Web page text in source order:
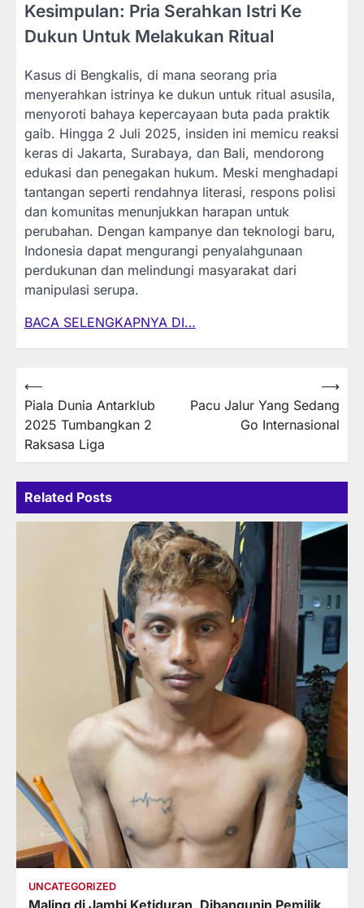
Kesimpulan: Pria Serahkan Istri Ke
Dukun Untuk Melakukan Ritual
Kasus di Bengkalis, di mana seorang pria
menyerahkan istrinya ke dukun untuk ritual asusila,
menyoroti bahaya kepercayaan buta pada praktik
gaib. Hingga 2 Juli 2025, insiden ini memicu reaksi
keras di Jakarta, Surabaya, dan Bali, mendorong
edukasi dan penegakan hukum. Meski menghadapi
tantangan seperti rendahnya literasi, respons polisi
dan komunitas menunjukkan harapan untuk
perubahan. Dengan kampanye dan teknologi baru,
Indonesia dapat mengurangi penyalahgunaan
perdukunan dan melindungi masyarakat dari
manipulasi serupa.
BACA SELENGKAPNYA DI…
Post
navigation
⟵
Piala Dunia Antarklub
2025 Tumbangkan 2
Raksasa Liga
Pacu Jalur Yang Sedang
Go Internasional
⟶
Related Posts
UNCATEGORIZED